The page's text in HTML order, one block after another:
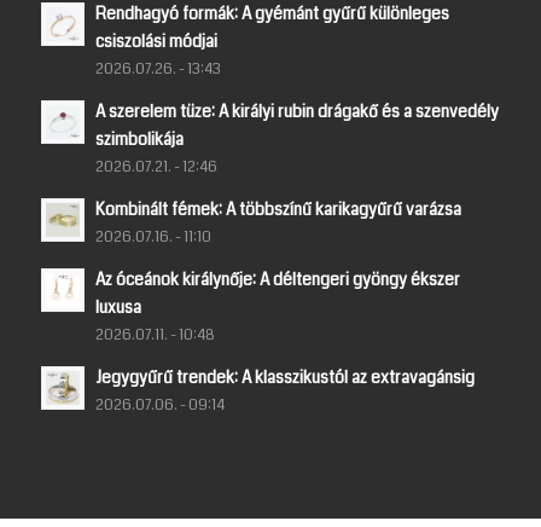
Rendhagyó formák: A gyémánt gyűrű különleges
csiszolási módjai
2026.07.26. - 13:43
A szerelem tüze: A királyi rubin drágakő és a szenvedély
szimbolikája
2026.07.21. - 12:46
Kombinált fémek: A többszínű karikagyűrű varázsa
2026.07.16. - 11:10
Az óceánok királynője: A déltengeri gyöngy ékszer
luxusa
2026.07.11. - 10:48
Jegygyűrű trendek: A klasszikustól az extravagánsig
2026.07.06. - 09:14